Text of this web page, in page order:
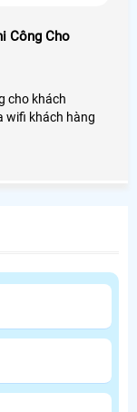
Công Cho
cho khách
wifi khách hàng